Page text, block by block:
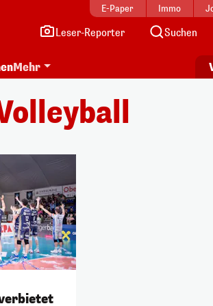
E-Paper Immo
Leser-Reporter Suchen
Mehr